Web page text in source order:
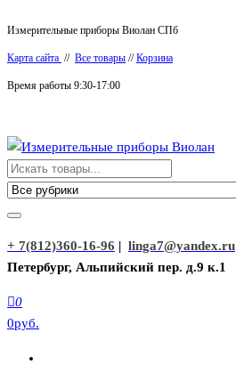
к
содержимому
Измерительные приборы Виолан СПб
Карта сайта // Все товары //Корзина
Время работы 9:30-17:00
Измерительные приборы Виолан
+ 7(812)360-16-96 | linga7@yandex.ru
Петербург, Альпийский пер. д.9 к.1
0
0руб.